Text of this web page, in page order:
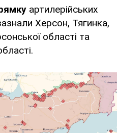
артилерійських
Херсон, Тягинка,
області та